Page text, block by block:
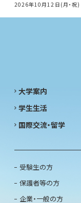
2026年10月12日(月・祝)
大学案内
学生生活
国際交流・留学
受験生の方
保護者等の方
企業・一般の方